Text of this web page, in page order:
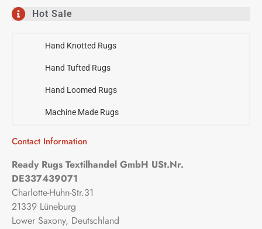
Hot Sale
Hand Knotted Rugs
Hand Tufted Rugs
Hand Loomed Rugs
Machine Made Rugs
Contact Information
Ready Rugs Textilhandel GmbH USt.Nr.
DE337439071
Charlotte-Huhn-Str.31
21339 Lüneburg
Lower Saxony, Deutschland